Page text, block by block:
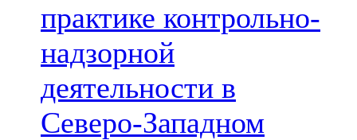
практике контрольно-
надзорной
деятельности в
Северо-Западном